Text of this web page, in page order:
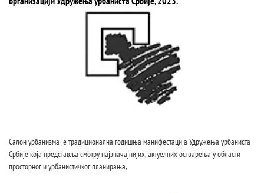
Салон урбанизма је традиционална годишња манифестација Удружења урбаниста
Србије која представља смотру најзначајнијих, актуелних остварења у области
просторног и урбанистичког планирања,